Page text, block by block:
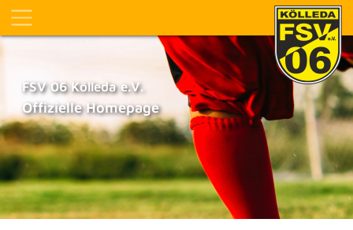
FSV 06 Kölleda e.V.
Offizielle Homepage